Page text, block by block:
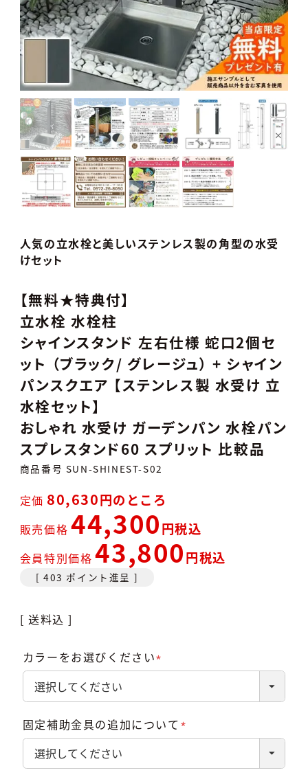
人気の立水栓と美しいステンレス製の角型の水受
けセット
【無料★特典付】
立水栓 水栓柱
シャインスタンド 左右仕様 蛇口2個セ
ット （ブラック/ グレージュ） + シャイン
パンスクエア 【ステンレス製 水受け 立
水栓セット】
おしゃれ 水受け ガーデンパン 水栓パン
スプレスタンド60 スプリット 比較品
商品番号 SUN-SHINEST-S02
定価 80,630 のところ
販売価格 44,300 税込
会員特別価格 43,800 税込
[ 403 ポイント進呈 ]
送料込
カラーをお選びください
固定補助金具の追加について